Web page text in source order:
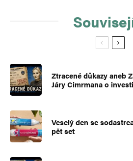
Ztracené důkazy aneb
Járy Cimrmana o
Veselý den se
pět set